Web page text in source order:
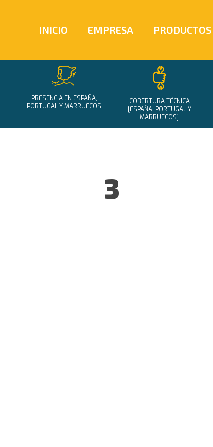
INICIO EMPRESA PRODUCTOS
PRESENCIA EN ESPAÑA,
PORTUGAL Y MARRUECOS
COBERTURA TÉCNICA
[ESPAÑA, PORTUGAL Y
MARRUECOS]
3